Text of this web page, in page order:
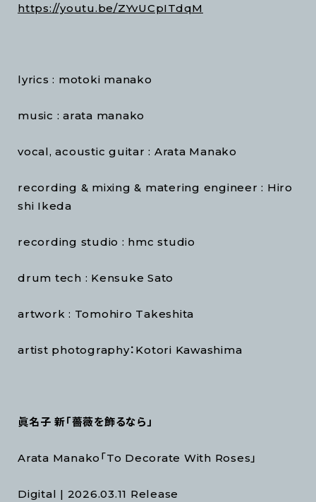
https://youtu.be/ZYvUCpITdqM
lyrics : motoki manako
music : arata manako
vocal, acoustic guitar : Arata Manako
recording & mixing & matering engineer : Hiro
shi Ikeda
recording studio : hmc studio
drum tech : Kensuke Sato
artwork : Tomohiro Takeshita
artist photography：Kotori Kawashima
眞名子 新「薔薇を飾るなら」
Arata Manako「To Decorate With Roses」
Digital | 2026.03.11 Release